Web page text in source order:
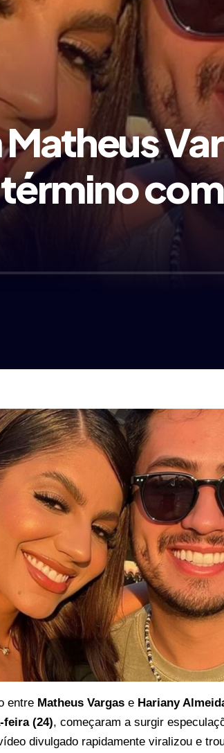
entre Matheus Vargas e Hariany
feira (24), começaram a surgir
divulgado rapidamente viralizou e